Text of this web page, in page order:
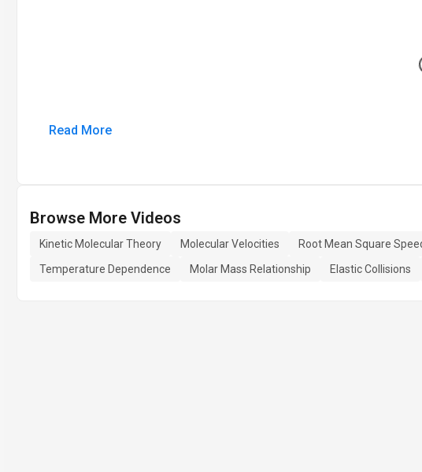
Read More
Browse More Videos
Kinetic Molecular Theory Molecular Velocities Root Mean Square
Temperature Dependence
Molar Mass Relationship Elastic Collisions